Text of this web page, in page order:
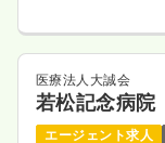
医療法人大誠会
若松記念病院
エージェント求人